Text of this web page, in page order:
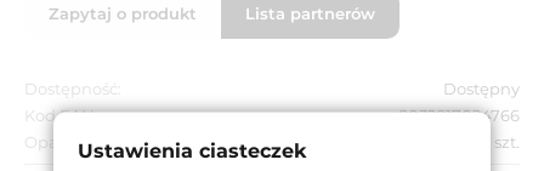
Zapytaj o produkt Lista partnerów
Dostępność:
Dostępny
Kod EAN:
8032817024766
Opakowanie zbiorcze:
4 szt.
Ustawienia ciasteczek